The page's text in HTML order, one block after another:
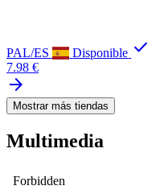
PAL/ES Disponible check
7.98 €
arrow_forward
Mostrar más tiendas
Multimedia